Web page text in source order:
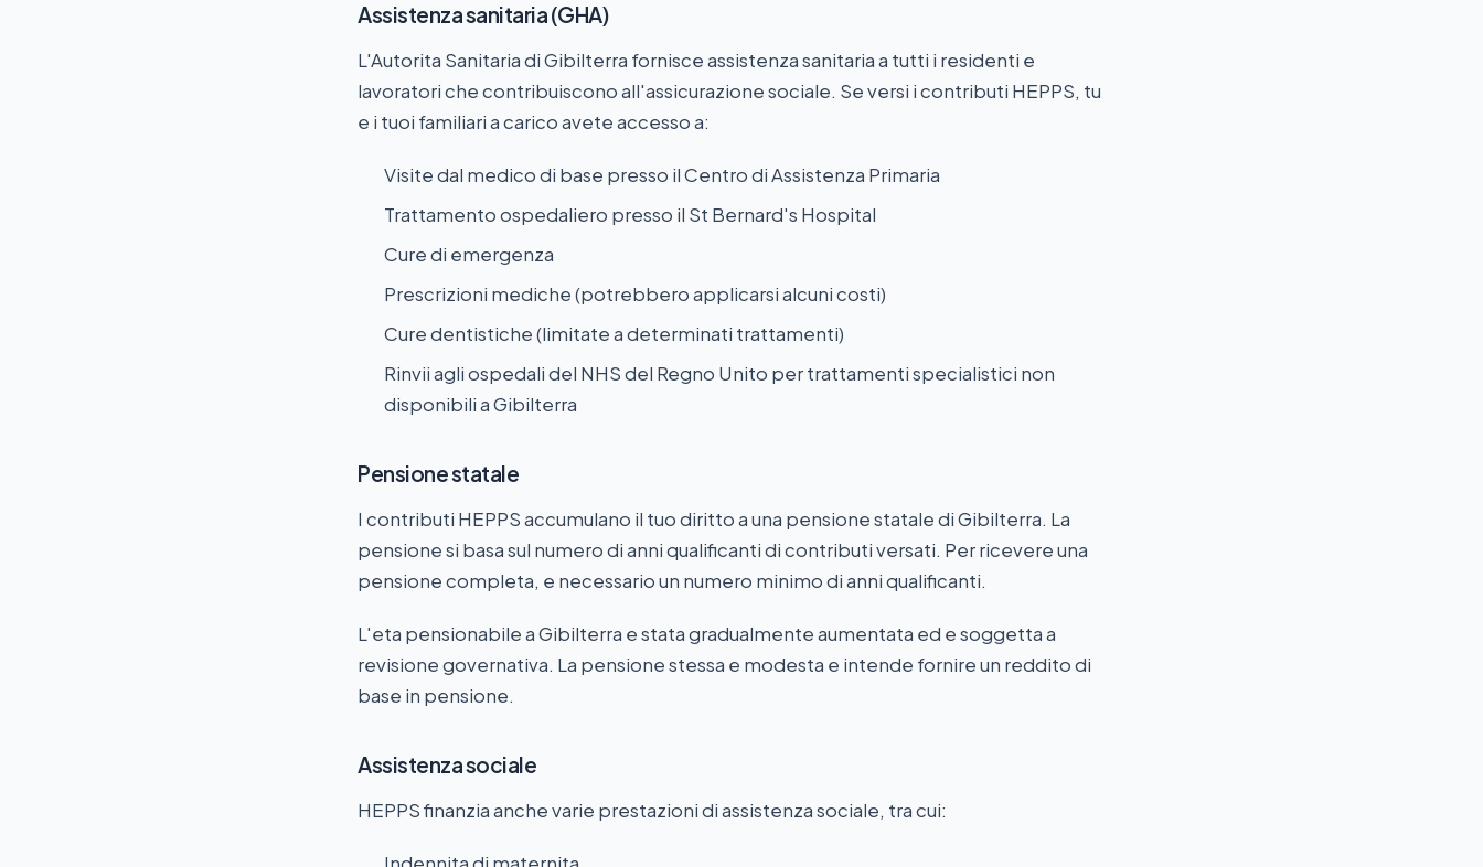
Assistenza sanitaria (GHA)
L'Autorita Sanitaria di Gibilterra fornisce assistenza sanitaria a tutti i residenti e
lavoratori che contribuiscono all'assicurazione sociale. Se versi i contributi HEPPS, tu
e i tuoi familiari a carico avete accesso a:
Visite dal medico di base presso il Centro di Assistenza Primaria
Trattamento ospedaliero presso il St Bernard's Hospital
Cure di emergenza
Prescrizioni mediche (potrebbero applicarsi alcuni costi)
Cure dentistiche (limitate a determinati trattamenti)
Rinvii agli ospedali del NHS del Regno Unito per trattamenti specialistici non
disponibili a Gibilterra
Pensione statale
I contributi HEPPS accumulano il tuo diritto a una pensione statale di Gibilterra. La
pensione si basa sul numero di anni qualificanti di contributi versati. Per ricevere una
pensione completa, e necessario un numero minimo di anni qualificanti.
L'eta pensionabile a Gibilterra e stata gradualmente aumentata ed e soggetta a
revisione governativa. La pensione stessa e modesta e intende fornire un reddito di
base in pensione.
Assistenza sociale
HEPPS finanzia anche varie prestazioni di assistenza sociale, tra cui: